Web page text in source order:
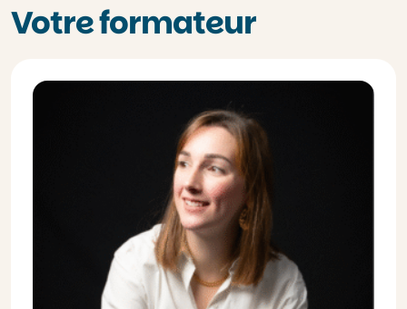
Votre formateur